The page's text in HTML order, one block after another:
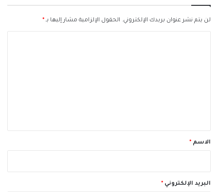
لن يتم نشر عنوان بريدك الإلكتروني. الحقول الإلزامية مشار إليها بـ *
*الاسم *
البريد الإلكتروني *